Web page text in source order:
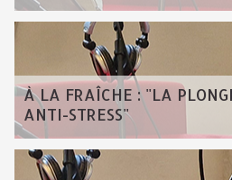
À LA FRAÎCHE : "LA
ANTI-STRESS"